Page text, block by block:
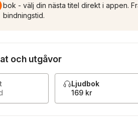
bok - välj din nästa titel direkt i appen.
bindningstid.
och utgåvor
Ljudbok
169 kr